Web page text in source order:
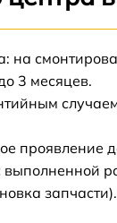
на
3 месяцев.
проявление
выполненной
запчасти).